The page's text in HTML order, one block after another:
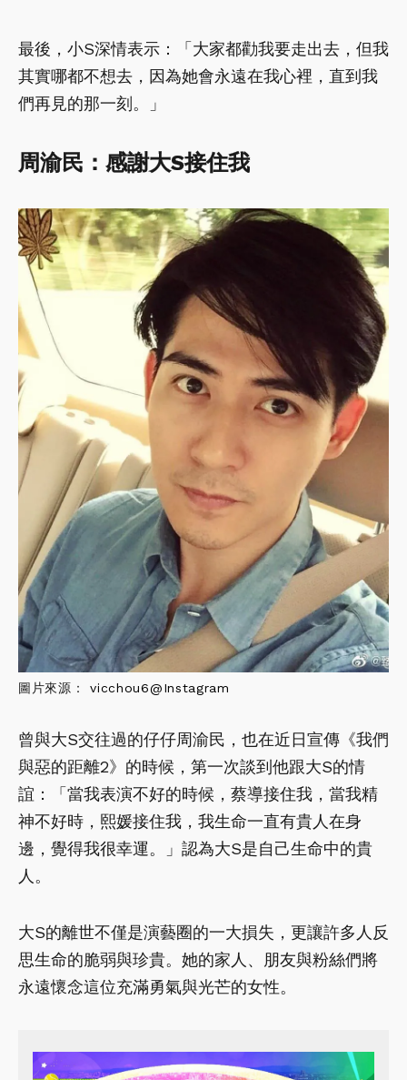
最後，小S深情表示：「大家都勸我要走出去，但我
其實哪都不想去，因為她會永遠在我心裡，直到我
們再見的那一刻。」
周渝民：感謝大S接住我
圖片來源：vicchou6@Instagram
曾與大S交往過的仔仔周渝民，也在近日宣傳《我們
與惡的距離2》的時候，第一次談到他跟大S的情
誼：「當我表演不好的時候，蔡導接住我，當我精
神不好時，熙媛接住我，我生命一直有貴人在身
邊，覺得我很幸運。」認為大S是自己生命中的貴
人。
大S的離世不僅是演藝圈的一大損失，更讓許多人反
思生命的脆弱與珍貴。她的家人、朋友與粉絲們將
永遠懷念這位充滿勇氣與光芒的女性。